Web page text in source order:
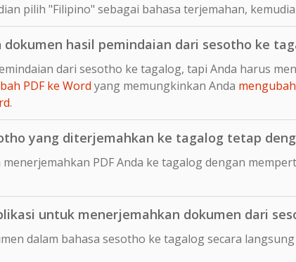
pilih "Filipino" sebagai bahasa terjemahan,
hasil pemindaian dari sesotho ke
dari sesotho ke tagalog, tapi Anda harus
PDF ke Word yang memungkinkan Anda
.
yang diterjemahkan ke tagalog tetap
PDF Anda ke tagalog dengan
untuk menerjemahkan dokumen dari
dalam bahasa sesotho ke tagalog secara